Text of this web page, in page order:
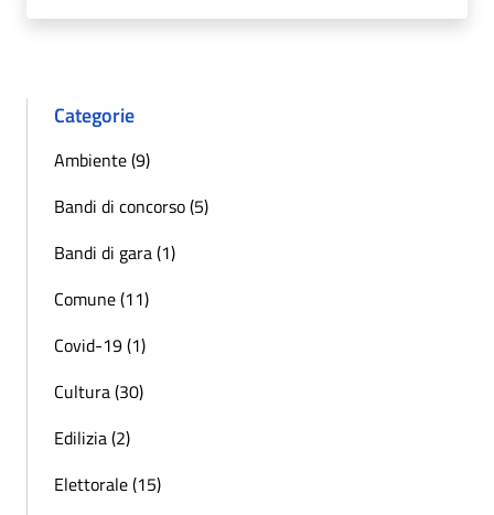
Categorie
Ambiente (9)
Bandi di concorso (5)
Bandi di gara (1)
Comune (11)
Covid-19 (1)
Cultura (30)
Edilizia (2)
Elettorale (15)